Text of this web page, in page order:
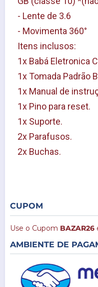
- Lente de 3.6
- Movimenta 360°
Itens inclusos:
1x Babá Eletronica
1x Tomada Padrão
1x Manual de
1x Pino para reset.
1x Suporte.
2x Parafusos.
2x Buchas.
CUPOM
Use o Cupom BAZAR26
AMBIENTE DE